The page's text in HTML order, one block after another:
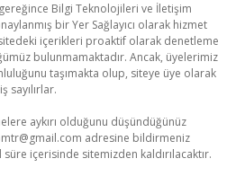
gereğince Bilgi Teknolojileri ve İletişim
bir Yer Sağlayıcı olarak hizmet
içerikleri proaktif olarak denetleme
bulunmamaktadır. Ancak, üyelerimiz
taşımakta olup, siteye üye olarak
sayılırlar.
aykırı olduğunu düşündüğünüz
adresine bildirmeniz
içerisinde sitemizden kaldırılacaktır.